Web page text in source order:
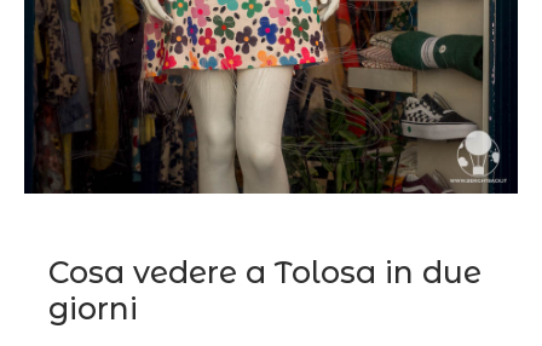
Cosa vedere a Tolosa in due
giorni